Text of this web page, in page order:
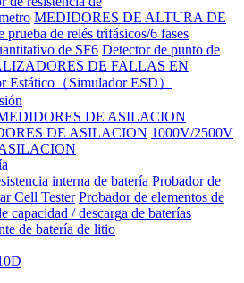
MEDIDORES DE ALTURA DE
prueba de relés trifásicos/6 fases
de SF6 Detector de punto de
DE FALLAS EN
Estático（Simulador ESD）
DE ASILACION
DE ASILACION 1000V/2500V
interna de batería Probador de
Cell Tester Probador de elementos de
capacidad / descarga de baterías
de batería de litio